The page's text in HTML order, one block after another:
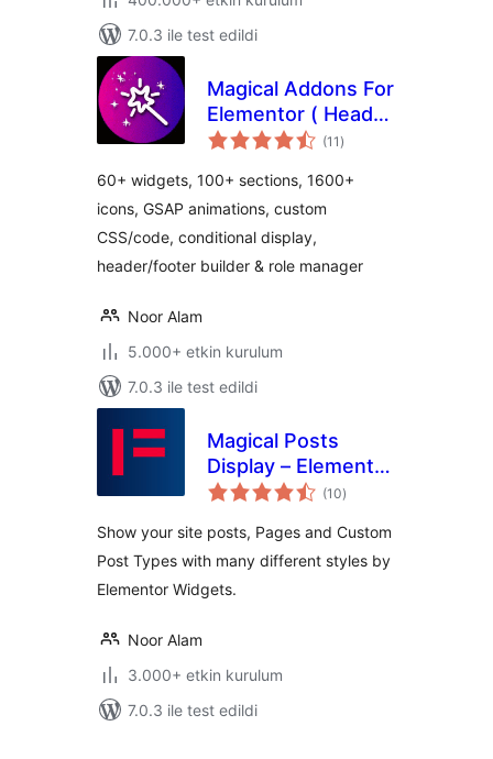
7.0.3 ile test edildi
Magical Addons For
Elementor ( Header
Footer Builder, Free
Elementor
Templates Library )
(11 toplam
puan
)
60+ widgets, 100+ sections, 1600+
icons, GSAP animations, custom
CSS/code, conditional display,
header/footer builder & role manager
Noor Alam
5.000+ etkin kurulum
7.0.3 ile test edildi
Magical Posts
Display – Elementor
Advanced Posts
(10toplam
puan
)
Show your site posts, Pages and Custom
Post Types with many different styles by
Elementor Widgets.
Noor Alam
3.000+ etkin kurulum
7.0.3 ile test edildi